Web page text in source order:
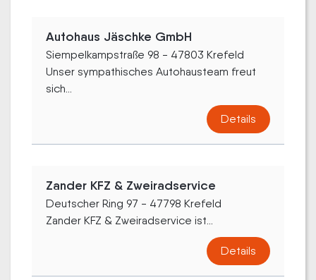
Autohaus Jäschke GmbH
Siempelkampstraße 98 - 47803 Krefeld
Unser sympathisches Autohausteam freut
sich...
Details
Zander KFZ & Zweiradservice
Deutscher Ring 97 - 47798 Krefeld
Zander KFZ & Zweiradservice ist...
Details